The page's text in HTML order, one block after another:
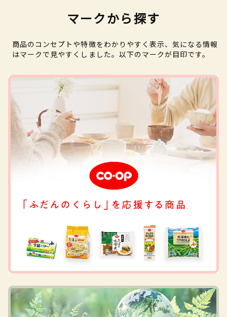
マークから探す
商品のコンセプトや特徴をわかりやすく表示、気になる情報
はマークで見やすくしました。以下のマークが目印です。